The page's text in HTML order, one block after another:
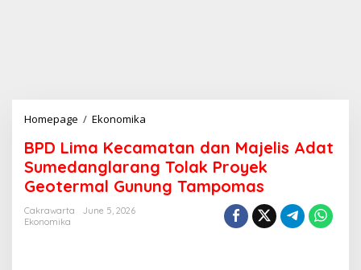
Homepage / Ekonomika
D
L
i
m
BPD Lima Kecamatan dan Majelis Adat
Sumedanglarang Tolak Proyek
Geotermal Gunung Tampomas
Cakrawarta
June 5, 2026
Ekonomika